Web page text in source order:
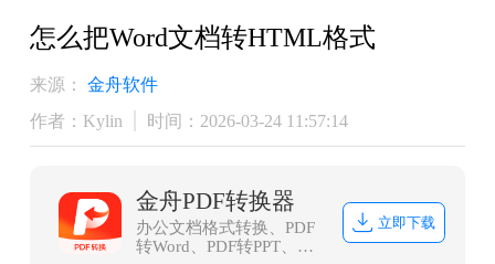
怎么把Word文档转HTML格式
来源：
金舟软件
作者：Kylin
时间：2026-03-24 11:57:14
金舟PDF转换器
办公文档格式转换、PDF
转Word、PDF转PPT、
立即下载